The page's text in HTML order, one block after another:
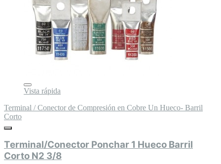
Vista rápida
Terminal / Conector de Compresión en Cobre Un Hueco- Barril
Corto
Terminal/Conector Ponchar 1 Hueco Barril
Corto N2 3/8